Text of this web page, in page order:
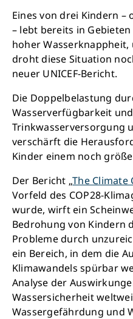
Eines von drei Kindern
– lebt bereits in
hoher
droht diese Situation
neuer UNICEF-Bericht.
Die Doppelbelastung
Wasserverfügbarkeit
Trinkwasserversorgung
verschärft die
Kinder einem noch
Der Bericht „The Climate
Vorfeld des COP28-
wurde, wirft ein
Bedrohung von Kindern
Probleme durch
ein Bereich, in dem die
Klimawandels spürbar
Analyse der
Wassersicherheit
Wassergefährdung und